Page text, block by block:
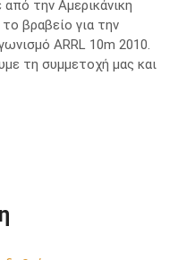
την Αμερικάνικη
βραβείο για την
ARRL 10m 2010.
τη συμμετοχή μας και